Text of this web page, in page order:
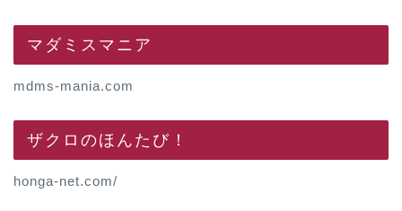
マダミスマニア
mdms-mania.com
ザクロのほんたび！
honga-net.com/